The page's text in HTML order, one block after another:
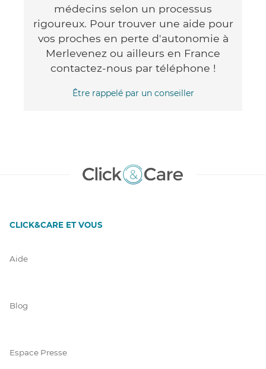
médecins selon un processus
rigoureux. Pour trouver une aide pour
vos proches en perte d'autonomie à
Merlevenez ou ailleurs en France
contactez-nous par téléphone !
Être rappelé par un conseiller
CLICK&CARE ET VOUS
Aide
Blog
Espace Presse